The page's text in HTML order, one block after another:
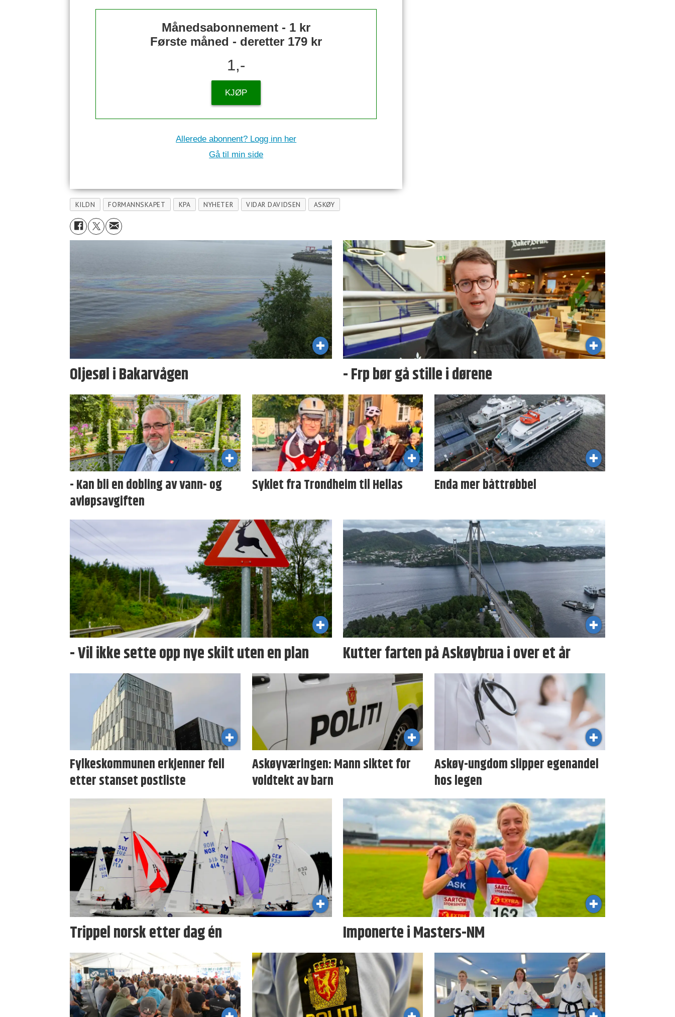
Månedsabonnement - 1 kr
Første måned - deretter 179 kr
1,-
KJØP
Allerede abonnent? Logg inn her
Gå til min side
KILDN FORMANNSKAPET KPA NYHETER VIDAR DAVIDSEN ASKØY
Oljesøl i Bakarvågen - Frp bør gå stille i dørene
- Kan bli en dobling av vann- og
avløpsavgiften
Syklet fra Trondheim til Hellas Enda mer båttrøbbel
- Vil ikke sette opp nye skilt uten en plan Kutter farten på Askøybrua i over et år
Fylkeskommunen erkjenner feil
etter stanset postliste
Askøyværingen: Mann siktet for
voldtekt av barn
Askøy-ungdom slipper egenandel
hos legen
Trippel norsk etter dag én Imponerte i Masters-NM